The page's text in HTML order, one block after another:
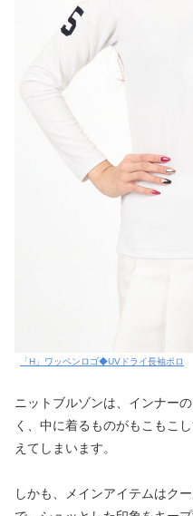
「H」ワッペンロゴ◆UVドライ長袖ポロ
ニットブルゾンは、インナー
く、中に着るものがもこもこ
えてしまいます。
しかも、メインアイテムはク